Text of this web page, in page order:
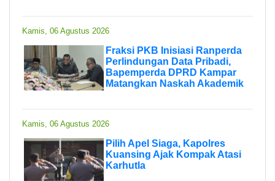
Kamis, 06 Agustus 2026
Fraksi PKB Inisiasi Ranperda
Perlindungan Data Pribadi,
Bapemperda DPRD Kampar
Matangkan Naskah Akademik
Kamis, 06 Agustus 2026
Pilih Apel Siaga, Kapolres
Kuansing Ajak Kompak Atasi
Karhutla